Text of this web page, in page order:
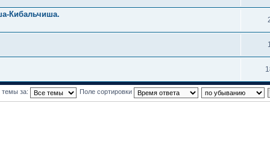
Кибальчиша.
1
темы за: Поле сортировки